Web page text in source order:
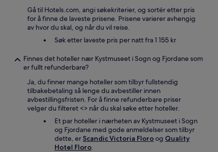
Gå til Hotels.com, angi søkekriterier, og sortér etter pris
for å finne de laveste prisene. Prisene varierer avhengig
av hvor du skal, og når du vil reise.
Søk etter laveste pris per natt fra 1 155 kr
Finnes det hoteller nær Kystmuseet i Sogn og Fjordane som
er fullt refunderbare?
Ja, du finner mange hoteller som tilbyr fullstendig
tilbakebetaling så lenge du avbestiller innen
avbestillingsfristen. For å finne refunderbare priser
velger du filteret <> når du skal søke etter hoteller.
Et par hoteller i nærheten av Kystmuseet i Sogn
og Fjordane med gode anmeldelser som tilbyr
dette, er Scandic Victoria Floroog Quality
Hotel Floro.